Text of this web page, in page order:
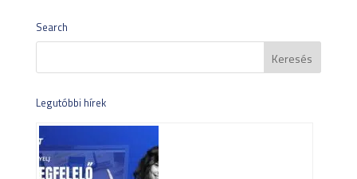
Search
Legutóbbi hírek